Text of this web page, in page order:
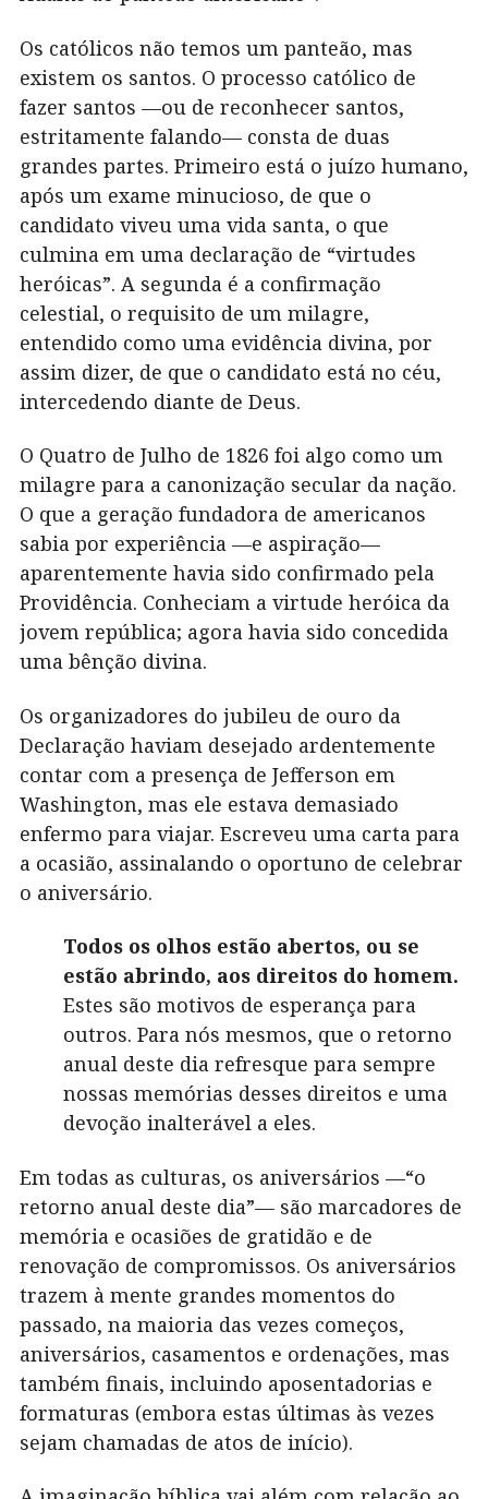
Os católicos não temos um panteão, mas
existem os santos. O processo católico de
fazer santos —ou de reconhecer santos,
estritamente falando— consta de duas
grandes partes. Primeiro está o juízo humano,
após um exame minucioso, de que o
candidato viveu uma vida santa, o que
culmina em uma declaração de “virtudes
heróicas”. A segunda é a confirmação
celestial, o requisito de um milagre,
entendido como uma evidência divina, por
assim dizer, de que o candidato está no céu,
intercedendo diante de Deus.
O Quatro de Julho de 1826 foi algo como um
milagre para a canonização secular da nação.
O que a geração fundadora de americanos
sabia por experiência —e aspiração—
aparentemente havia sido confirmado pela
Providência. Conheciam a virtude heróica da
jovem república; agora havia sido concedida
uma bênção divina.
Os organizadores do jubileu de ouro da
Declaração haviam desejado ardentemente
contar com a presença de Jefferson em
Washington, mas ele estava demasiado
enfermo para viajar. Escreveu uma carta para
a ocasião, assinalando o oportuno de celebrar
o aniversário.
Todos os olhos estão abertos, ou se
estão abrindo, aos direitos do homem.
Estes são motivos de esperança para
outros. Para nós mesmos, que o retorno
anual deste dia refresque para sempre
nossas memórias desses direitos e uma
devoção inalterável a eles.
Em todas as culturas, os aniversários —“o
retorno anual deste dia”— são marcadores de
memória e ocasiões de gratidão e de
renovação de compromissos. Os aniversários
trazem à mente grandes momentos do
passado, na maioria das vezes começos,
aniversários, casamentos e ordenações, mas
também finais, incluindo aposentadorias e
formaturas (embora estas últimas às vezes
sejam chamadas de atos de início).